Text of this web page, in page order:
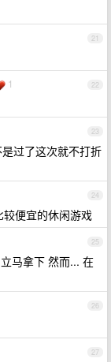
21
22
1
23
过了这次就不打折
24
便宜的休闲游戏
25
马拿下 然而... 在
26
27